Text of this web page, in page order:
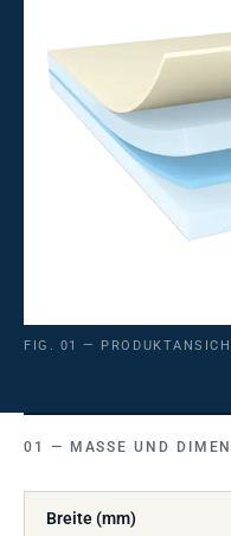
FIG. 01 —
MASSE UND
Breite (mm)